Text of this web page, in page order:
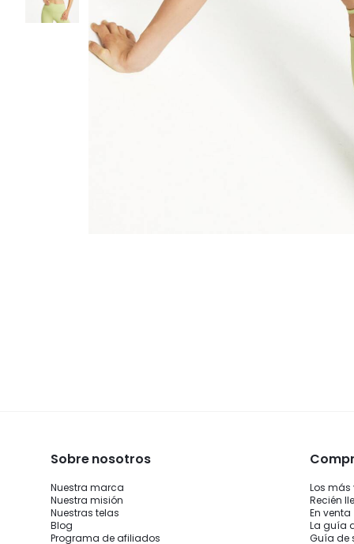
Sobre nosotros
Nuestra marca
Nuestra misión
Nuestras telas
Blog
Programa de afiliados
Los
Recién
En venta
La guía
Guía de